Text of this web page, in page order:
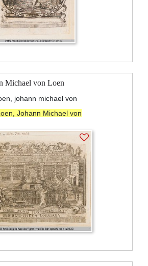
Michael von Loen
johann michael von
Johann Michael von